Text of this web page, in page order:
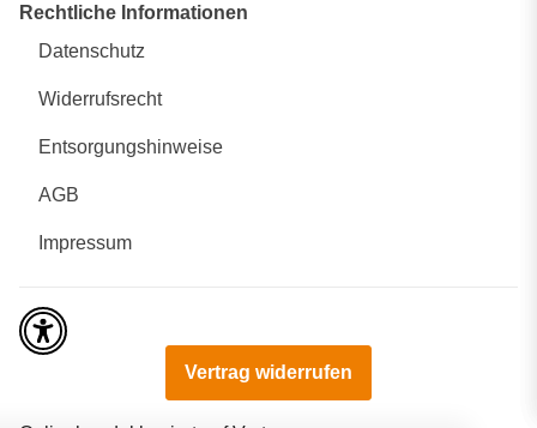
Rechtliche Informationen
Datenschutz
Widerrufsrecht
Entsorgungshinweise
AGB
Impressum
Vertrag widerrufen